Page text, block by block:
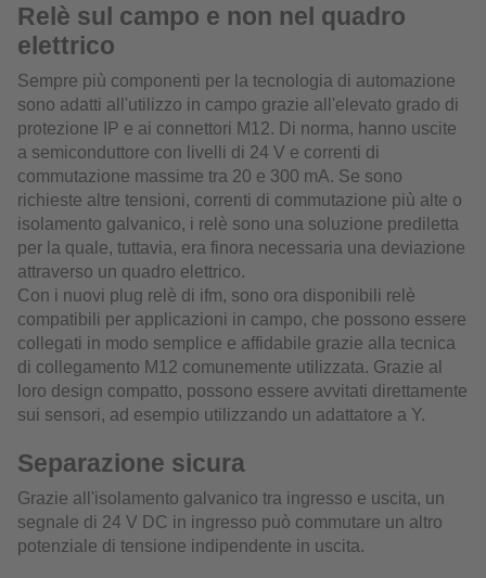
Relè sul campo e non nel quadro
elettrico
Sempre più componenti per la tecnologia di automazione
sono adatti all'utilizzo in campo grazie all'elevato grado di
protezione IP e ai connettori M12. Di norma, hanno uscite
a semiconduttore con livelli di 24 V e correnti di
commutazione massime tra 20 e 300 mA. Se sono
richieste altre tensioni, correnti di commutazione più alte o
isolamento galvanico, i relè sono una soluzione prediletta
per la quale, tuttavia, era finora necessaria una deviazione
attraverso un quadro elettrico.
Con i nuovi plug relè di ifm, sono ora disponibili relè
compatibili per applicazioni in campo, che possono essere
collegati in modo semplice e affidabile grazie alla tecnica
di collegamento M12 comunemente utilizzata. Grazie al
loro design compatto, possono essere avvitati direttamente
sui sensori, ad esempio utilizzando un adattatore a Y.
Separazione sicura
Grazie all'isolamento galvanico tra ingresso e uscita, un
segnale di 24 V DC in ingresso può commutare un altro
potenziale di tensione indipendente in uscita.